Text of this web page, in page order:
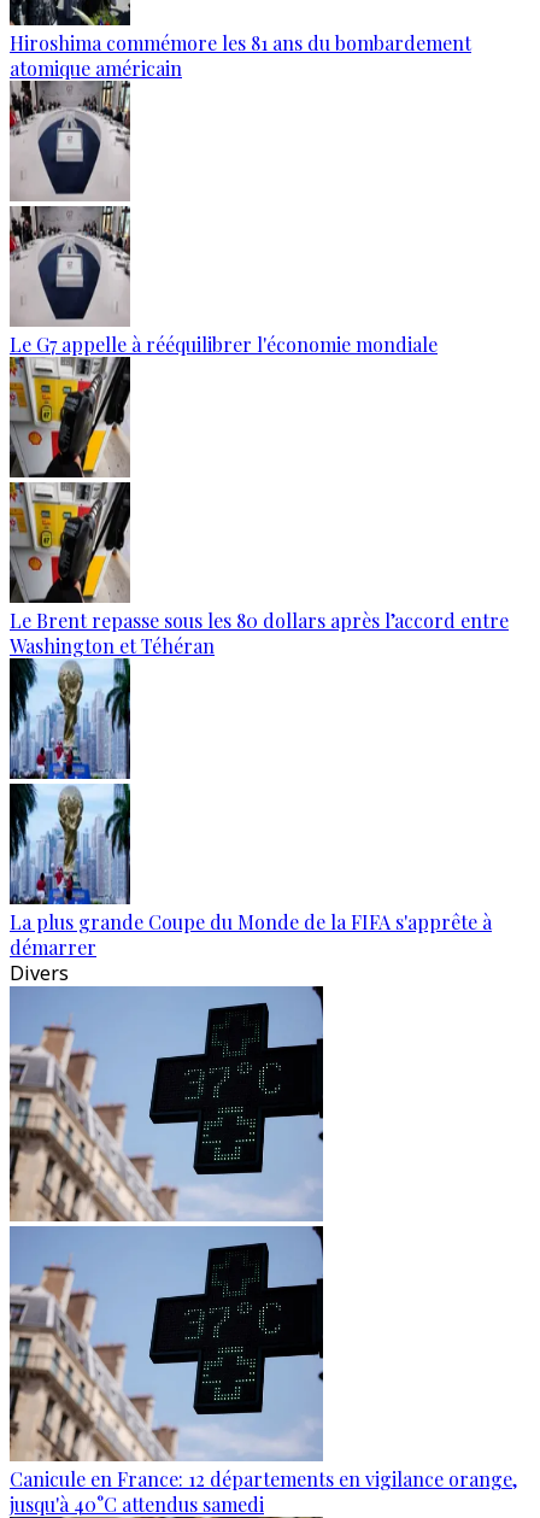
Hiroshima commémore les 81 ans du bombardement
atomique américain
Le G7 appelle à rééquilibrer l'économie mondiale
Le Brent repasse sous les 80 dollars après l’accord entre
Washington et Téhéran
La plus grande Coupe du Monde de la FIFA s'apprête à
démarrer
Divers
Canicule en France: 12 départements en vigilance orange,
jusqu'à 40°C attendus samedi